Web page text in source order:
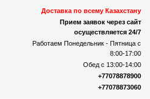
Доставка по всему Казахстану
Прием заявок через сайт
осуществляется 24/7
Работаем Понедельник - Пятница с
8:00-17:00
Обед с 13:00-14:00
+77078878900
+77078873060